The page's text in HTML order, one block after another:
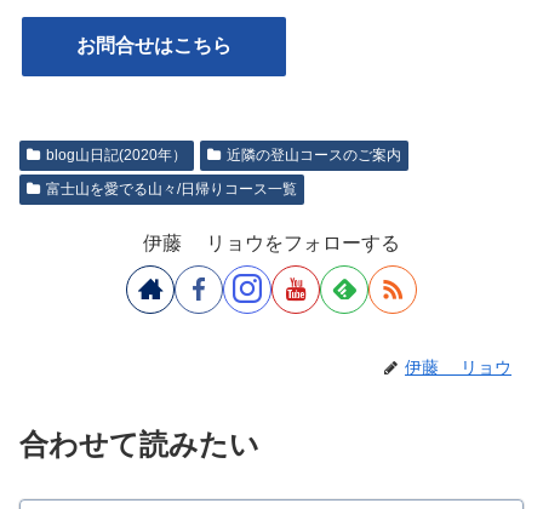
お問合せはこちら
blog山日記(2020年）
近隣の登山コースのご案内
富士山を愛でる山々/日帰りコース一覧
伊藤 リョウをフォローする
伊藤 リョウ
合わせて読みたい